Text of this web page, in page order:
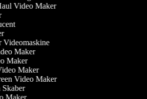
Video Maker
Videomaskine
Maker
Maker
Maker
Video Maker
Skaber